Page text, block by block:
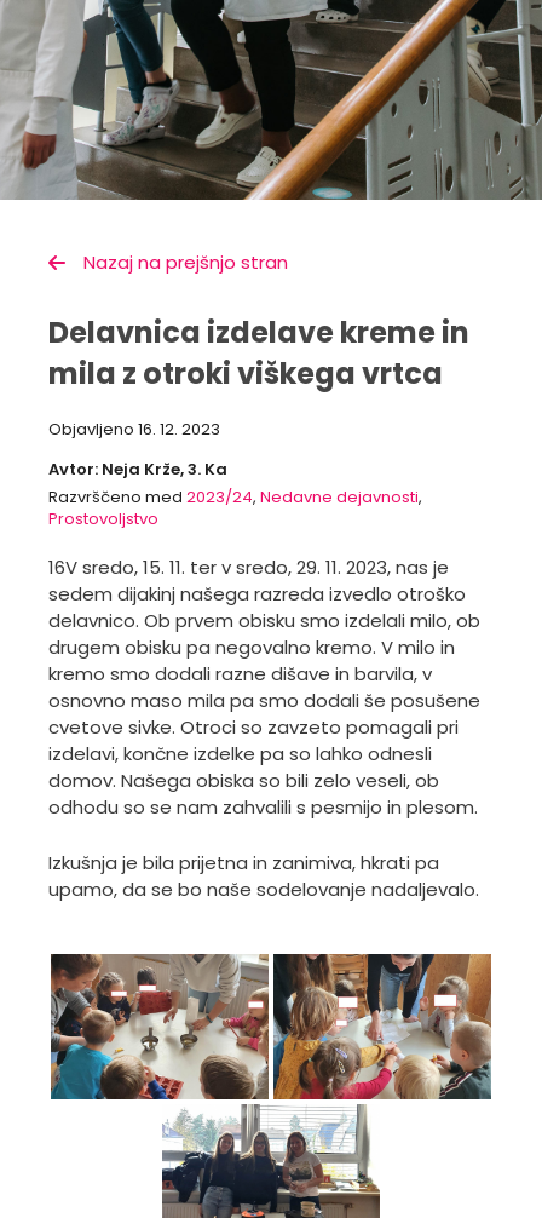
Nazaj na prejšnjo stran
Delavnica izdelave kreme in
mila z otroki viškega vrtca
Objavljeno 16. 12. 2023
Avtor: Neja Krže, 3. Ka
Razvrščeno med 2023/24, Nedavne dejavnosti,
Prostovoljstvo
16V sredo, 15. 11. ter v sredo, 29. 11. 2023, nas je
sedem dijakinj našega razreda izvedlo otroško
delavnico. Ob prvem obisku smo izdelali milo, ob
drugem obisku pa negovalno kremo. V milo in
kremo smo dodali razne dišave in barvila, v
osnovno maso mila pa smo dodali še posušene
cvetove sivke. Otroci so zavzeto pomagali pri
izdelavi, končne izdelke pa so lahko odnesli
domov. Našega obiska so bili zelo veseli, ob
odhodu so se nam zahvalili s pesmijo in plesom.
Izkušnja je bila prijetna in zanimiva, hkrati pa
upamo, da se bo naše sodelovanje nadaljevalo.